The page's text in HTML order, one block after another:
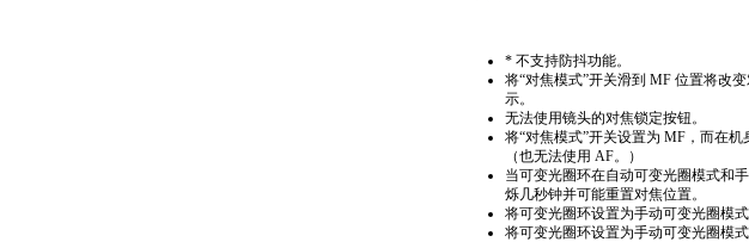
* 不支持防抖功能。
将“对焦模式”开关滑到 MF 位置将改
示。
无法使用镜头的对焦锁定按钮。
将“对焦模式”开关设置为 MF，而在机
（也无法使用 AF。）
当可变光圈环在自动可变光圈模式和
烁几秒钟并可能重置对焦位置。
将可变光圈环设置为手动可变光圈模
将可变光圈环设置为手动可变光圈模